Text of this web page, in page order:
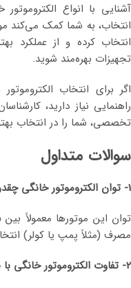
آشنایی با انواع
انتخاب، به شما کمک می‌کند
انتخاب کرده و از عملکرد
تجهیزات بهره‌مند شوید.
اگر برای انتخاب
راهنمایی نیاز دارید،
تخصصی، شما را در انتخاب
سوالات متداول
1- توان الکتروموتور خانگی چقدر است؟
مصرف (مثلاً پمپ یا کولر)
2- تفاوت الکتروموتور خانگی با صنعتی چیست؟